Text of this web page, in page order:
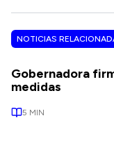
NOTICIAS
Gobernadora
medidas
5 MIN